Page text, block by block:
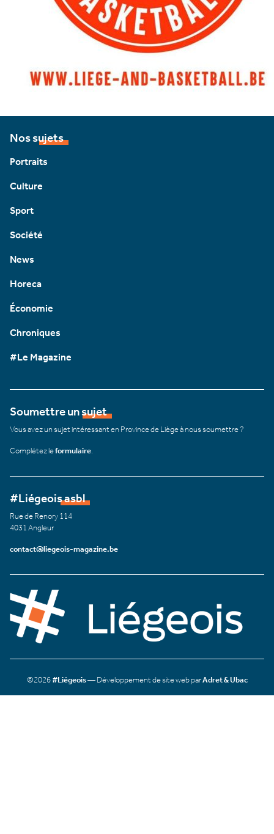
Nos sujets
Portraits
Culture
Sport
Société
News
Horeca
Économie
Chroniques
#Le Magazine
Soumettre un sujet
Vous avez un sujet intéressant en Province de Liège à nous soumettre ?
Complétez leformulaire
#Liégeois asbl
Rue de Renory 114
4031 Angleur
contact@liegeois-magazine.be
©2026#Liégeois— Développement de site web parAdret & Ubac